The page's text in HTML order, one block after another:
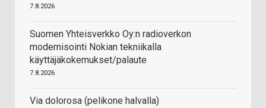
7.8.2026
Suomen Yhteisverkko Oy:n radioverkon
modernisointi Nokian tekniikalla
käyttäjäkokemukset/palaute
7.8.2026
Via dolorosa (pelikone halvalla)